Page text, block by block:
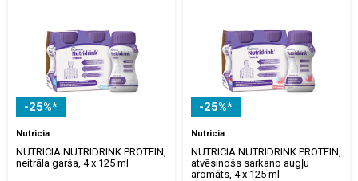
-25%*
Nutricia
NUTRICIA NUTRIDRINK PROTEIN,
neitrāla garša, 4 x 125 ml
-25%*
Nutricia
NUTRICIA NUTRIDRINK PROTEIN,
atvēsinošs sarkano augļu
aromāts, 4 x 125 ml